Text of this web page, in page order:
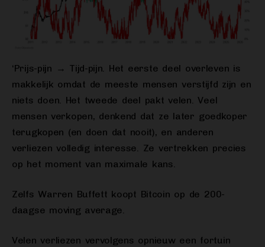
‘Prijs-pijn → Tijd-pijn. Het eerste deel overleven is
makkelijk omdat de meeste mensen verstijfd zijn en
niets doen. Het tweede deel pakt velen. Veel
mensen verkopen, denkend dat ze later goedkoper
terugkopen (en doen dat nooit), en anderen
verliezen volledig interesse. Ze vertrekken precies
op het moment van maximale kans.
Zelfs Warren Buffett koopt Bitcoin op de 200-
daagse moving average.
Velen verliezen vervolgens opnieuw een fortuin